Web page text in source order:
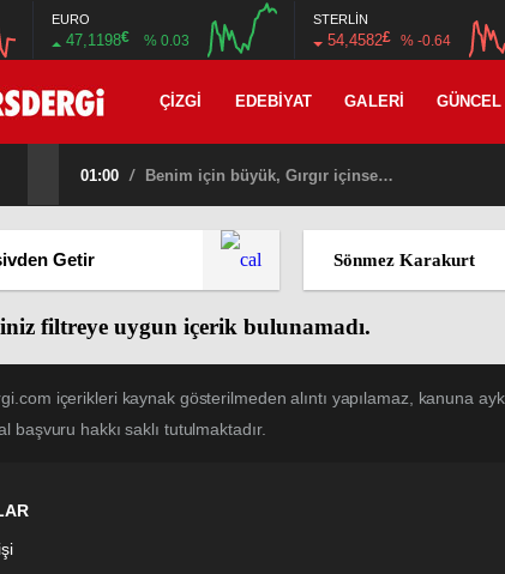
EURO
47,1198€ % 0.03
STERLİN
54,4582£ % -0.64
ÇIZGI EDEBIYAT GALERI GÜNCEL
01:00 / Benim için büyük, Gırgır içinse…
Sönmez Karakurt
filtreye uygun içerik bulunamadı.
içerikleri kaynak gösterilmeden alıntı yapılamaz, kanuna
başvuru hakkı saklı tutulmaktadır.